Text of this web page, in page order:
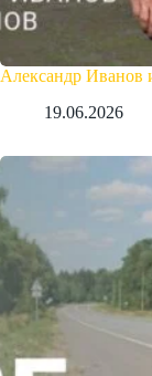
Александр Иванов
19.06.2026